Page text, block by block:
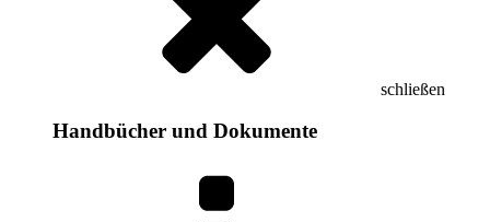
schließen
Handbücher und Dokumente